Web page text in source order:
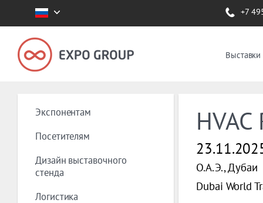
+7
Экспонентам
Посетителям
Дизайн выставочного
стенда
Логистика
О.А.Э., Дубаи
Dubai World